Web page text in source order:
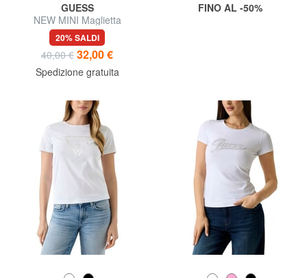
GUESS
NEW MINI Maglietta
20% SALDI
40,00 € 32,00 €
Spedizione gratuita
FINO AL -50%